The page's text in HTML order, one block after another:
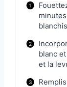
blanc
et la